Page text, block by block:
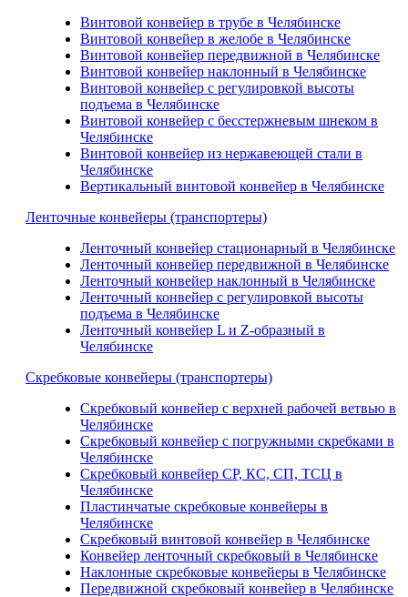
Винтовой конвейер в трубе в Челябинске
Винтовой конвейер в желобе в Челябинске
Винтовой конвейер передвижной в Челябинске
Винтовой конвейер наклонный в Челябинске
Винтовой конвейер с регулировкой высоты
подъема в Челябинске
Винтовой конвейер с бесстержневым шнеком в
Челябинске
Винтовой конвейер из нержавеющей стали в
Челябинске
Вертикальный винтовой конвейер в Челябинске
Ленточные конвейеры (транспортеры)
Ленточный конвейер стационарный в Челябинске
Ленточный конвейер передвижной в Челябинске
Ленточный конвейер наклонный в Челябинске
Ленточный конвейер с регулировкой высоты
подъема в Челябинске
Ленточный конвейер L и Z-образный в
Челябинске
Скребковые конвейеры (транспортеры)
Скребковый конвейер с верхней рабочей ветвью в
Челябинске
Скребковый конвейер с погружными скребками в
Челябинске
Скребковый конвейер СР, КС, СП, ТСЦ в
Челябинске
Пластинчатые скребковые конвейеры в
Челябинске
Скребковый винтовой конвейер в Челябинске
Конвейер ленточный скребковый в Челябинске
Наклонные скребковые конвейеры в Челябинске
Передвижной скребковый конвейер в Челябинске